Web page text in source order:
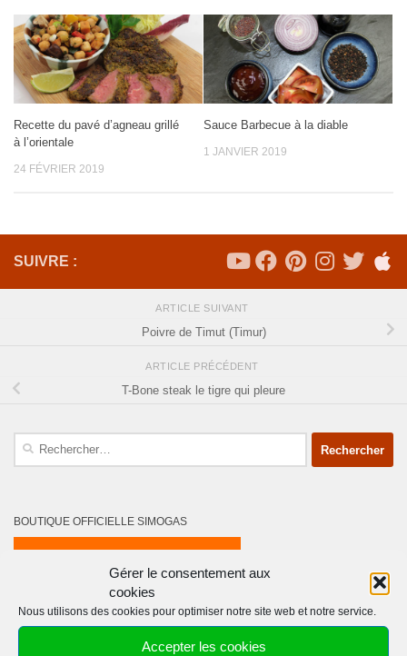
Gérer le consentement aux
cookies
Nous utilisons des cookies pour optimiser notre site web et notre service.
Accepter les cookies
Recette du pavé d’agneau grillé
à l’orientale
24 FÉVRIER 2019
Sauce Barbecue à la diable
1 JANVIER 2019
SUIVRE :
ARTICLE SUIVANT
Poivre de Timut (Timur)
ARTICLE PRÉCÉDENT
T-Bone steak le tigre qui pleure
Rechercher :
BOUTIQUE OFFICIELLE SIMOGAS